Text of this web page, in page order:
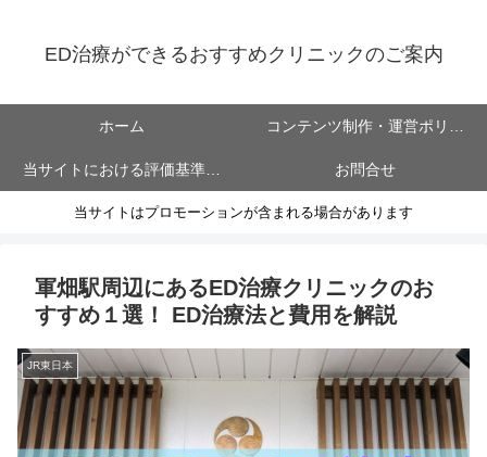
ED治療ができるおすすめクリニックのご案内
ホーム コンテンツ制作・運営ポリシ
ー
当サイトにおける評価基準に
ついて
お問合せ
当サイトはプロモーションが含まれる場合があります
軍畑駅周辺にあるED治療クリニックのお
すすめ１選！ ED治療法と費用を解説
JR東日本